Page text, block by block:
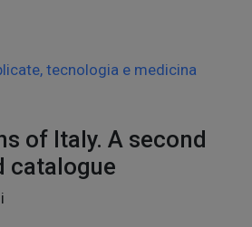
tecnologia e medicina
of Italy. A second
catalogue